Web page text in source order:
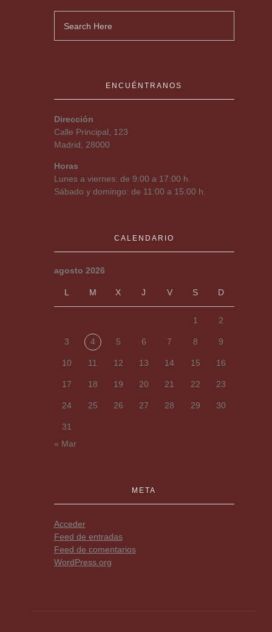
ENCUÉNTRANOS
Dirección
Calle Principal, 123
Madrid, 28000
Horas
Lunes a viernes: de 9:00 a 17:00 h.
Sábado y domingo: de 11:00 a 15:00 h.
CALENDARIO
agosto 2026
L M X J V S D
1 2
3 4 5 6 7 8 9
10 11 12 13 14 15 16
17 18 19 20 21 22 23
24 25 26 27 28 29 30
31
« Mar
META
Acceder
Feed de entradas
Feed de comentarios
WordPress.org